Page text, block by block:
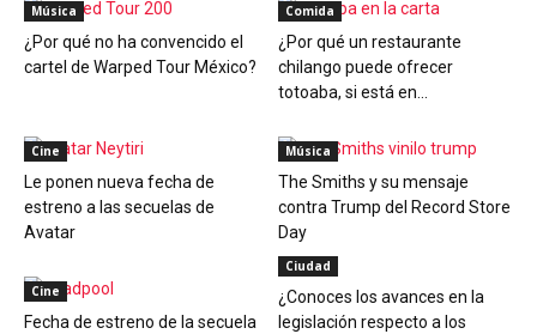
Música
¿Por qué no ha convencido el
cartel de Warped Tour México?
Comida
¿Por qué un restaurante
chilango puede ofrecer
totoaba, si está en...
Cine
Le ponen nueva fecha de
estreno a las secuelas de
Avatar
Música
The Smiths y su mensaje
contra Trump del Record Store
Day
Cine
Fecha de estreno de la secuela
Ciudad
¿Conoces los avances en la
legislación respecto a los